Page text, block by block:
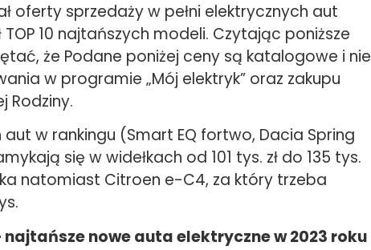
oferty sprzedaży w pełni elektrycznych aut
10 najtańszych modeli. Czytając poniższe
że Podane poniżej ceny są katalogowe i nie
w programie „Mój elektryk” oraz zakupu
Rodziny.
w rankingu (Smart EQ fortwo, Dacia Spring
się w widełkach od 101 tys. zł do 135 tys.
natomiast Citroen e-C4, za który trzeba
najtańsze nowe auta elektryczne w 2023 roku